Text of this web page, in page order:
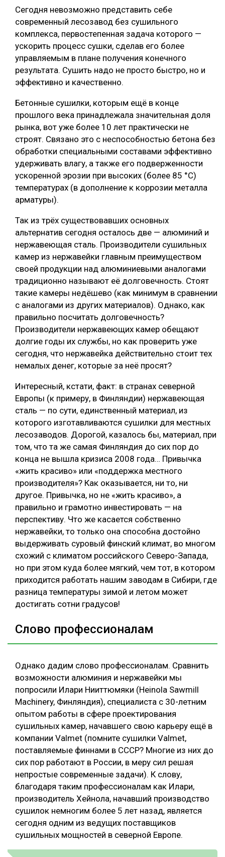
СУШКА ДРЕВЕСИНЫ
МЕБЕЛЬНОЕ ПРОИЗВОДСТВО
Сегодня невозможно представить себе
современный лесозавод без сушильного
комплекса, первостепенная задача которого —
ускорить процесс сушки, сделав его более
управляемым в плане получения конечного
результата. Сушить надо не просто быстро, но и
эффективно и качественно.
Бетонные сушилки, которым ещё в конце
прошлого века принадлежала значительная доля
рынка, вот уже более 10 лет практически не
строят. Связано это с неспособностью бетона без
обработки специальными составами эффективно
удерживать влагу, а также его подверженности
ускоренной эрозии при высоких (более 85 °C)
температурах (в дополнение к коррозии металла
арматуры).
Так из трёх существовавших основных
альтернатив сегодня осталось две — алюминий и
нержавеющая сталь. Производители сушильных
камер из нержавейки главным преимуществом
своей продукции над алюминиевыми аналогами
традиционно называют её долговечность. Стоят
такие камеры недёшево (как минимум в сравнении
с аналогами из других материалов). Однако, как
правильно посчитать долговечность?
Производители нержавеющих камер обещают
долгие годы их службы, но как проверить уже
сегодня, что нержавейка действительно стоит тех
немалых денег, которые за неё просят?
Интересный, кстати, факт: в странах северной
Европы (к примеру, в Финляндии) нержавеющая
сталь — по сути, единственный материал, из
которого изготавливаются сушилки для местных
лесозаводов. Дорогой, казалось бы, материал, при
том, что та же самая Финляндия до сих пор до
конца не вышла кризиса 2008 года… Привычка
«жить красиво» или «поддержка местного
производителя»? Как оказывается, ни то, ни
другое. Привычка, но не «жить красиво», а
правильно и грамотно инвестировать — на
перспективу. Что же касается собственно
нержавейки, то только она способна достойно
выдерживать суровый финский климат, во многом
схожий с климатом российского Северо-Запада,
но при этом куда более мягкий, чем тот, в котором
приходится работать нашим заводам в Сибири, где
разница температуры зимой и летом может
достигать сотни градусов!
Слово профессионалам
Однако дадим слово профессионалам. Сравнить
возможности алюминия и нержавейки мы
попросили Илари Нииттюмяки (Heinola Sawmill
Machinery, Финляндия), специалиста с 30-летним
опытом работы в сфере проектирования
сушильных камер, начавшего свою карьеру ещё в
компании Valmet (помните сушилки Valmet,
поставляемые финнами в СССР? Многие из них до
сих пор работают в России, в меру сил решая
непростые современные задачи). К слову,
благодаря таким профессионалам как Илари,
производитель Хейнола, начавший производство
сушилок немногим более 5 лет назад, является
сегодня одним из ведущих поставщиков
сушильных мощностей в северной Европе.